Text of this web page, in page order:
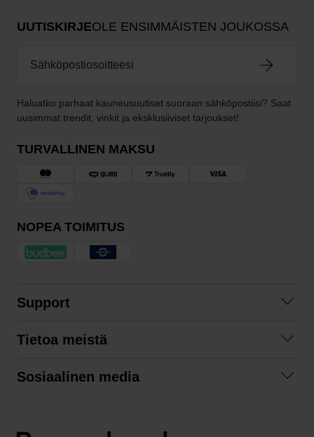
UUTISKIRJEOLE ENSIMMÄISTEN JOUKOSSA
Haluatko parhaat kauneusuutiset suoraan sähköpostiisi? Saat
uusimmat trendit, vinkit ja eksklusiiviset tarjoukset!
TURVALLINEN MAKSU
NOPEA TOIMITUS
Support
Tilausehdot
Tietoa meistä
Sosiaalinen media